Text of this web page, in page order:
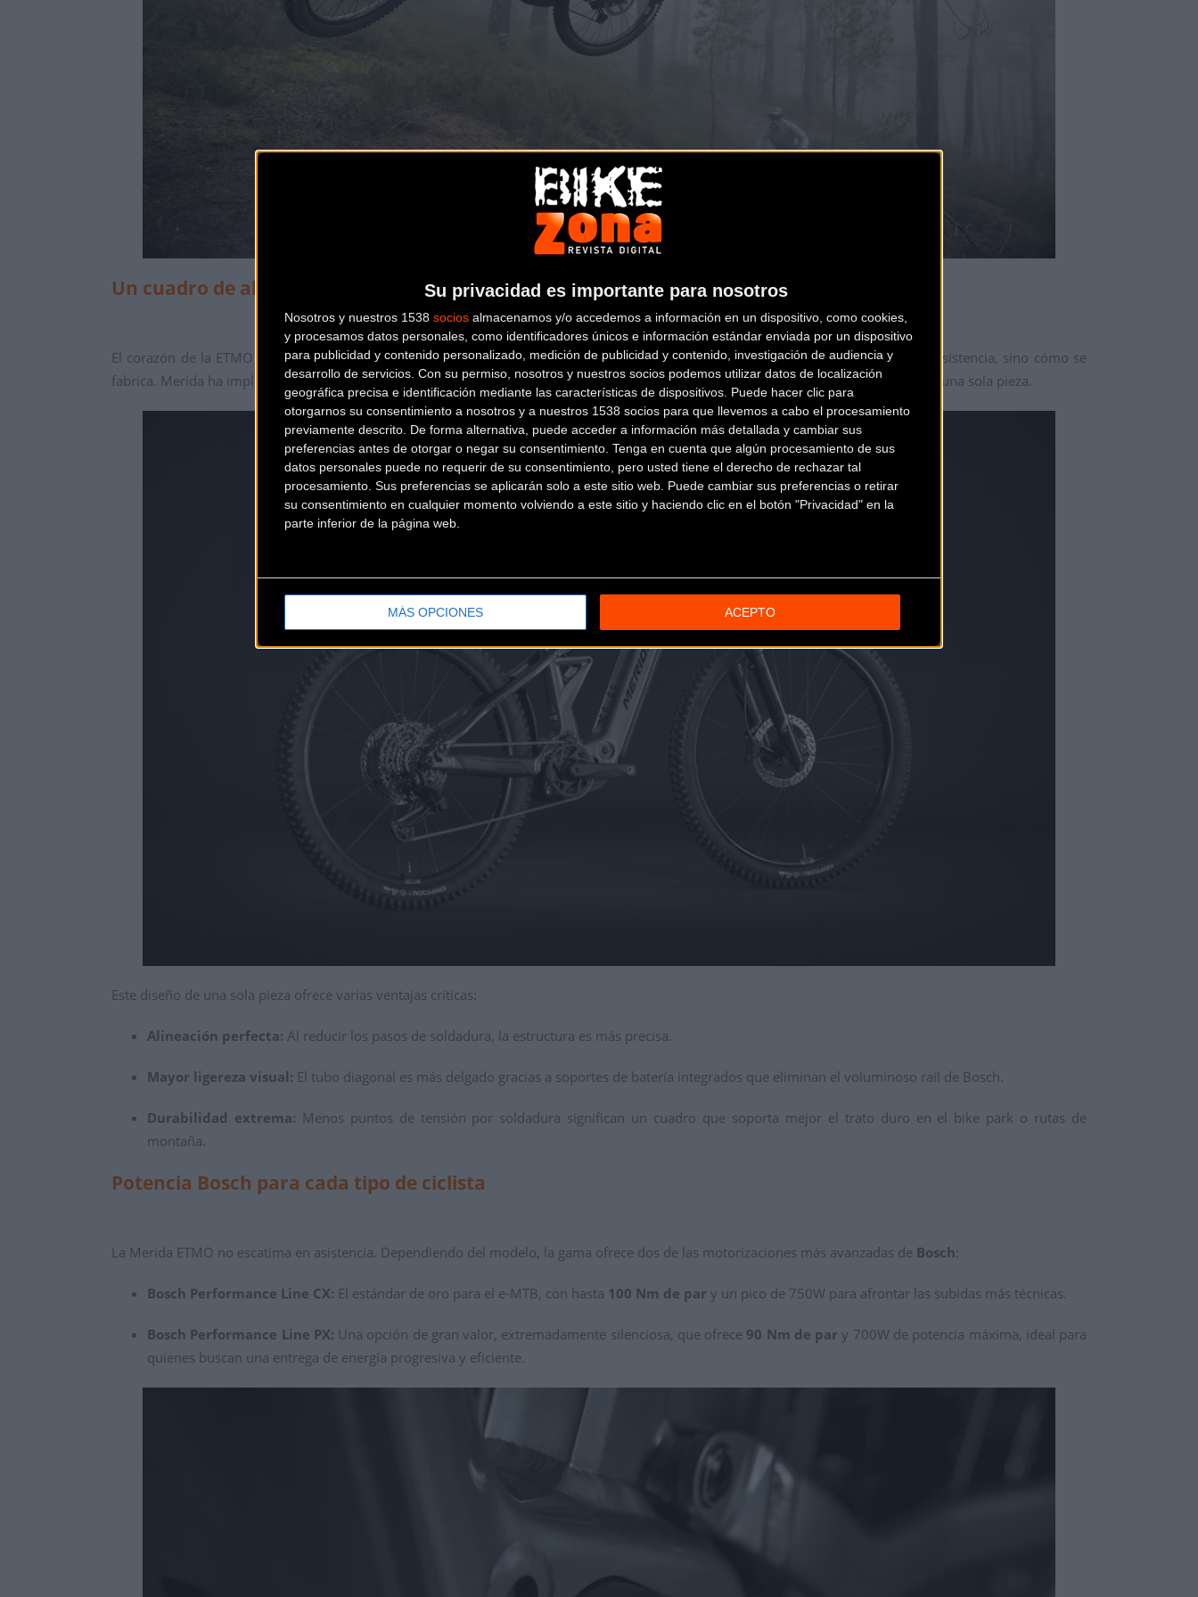
Su privacidad es importante para nosotros
Nosotros y nuestros 1538 socios almacenamos y/o accedemos a información en un dispositivo, como cookies,
y procesamos datos personales, como identificadores únicos e información estándar enviada por un dispositivo
para publicidad y contenido personalizado, medición de publicidad y contenido, investigación de audiencia y
desarrollo de servicios. Con su permiso, nosotros y nuestros socios podemos utilizar datos de localización
geográfica precisa e identificación mediante las características de dispositivos. Puede hacer clic para
otorgarnos su consentimiento a nosotros y a nuestros 1538 socios para que llevemos a cabo el procesamiento
previamente descrito. De forma alternativa, puede acceder a información más detallada y cambiar sus
preferencias antes de otorgar o negar su consentimiento. Tenga en cuenta que algún procesamiento de sus
datos personales puede no requerir de su consentimiento, pero usted tiene el derecho de rechazar tal
procesamiento. Sus preferencias se aplicarán solo a este sitio web. Puede cambiar sus preferencias o retirar
su consentimiento en cualquier momento volviendo a este sitio y haciendo clic en el botón "Privacidad" en la
parte inferior de la página web.
MÁS OPCIONES ACEPTO
Un cuadro de aluminio diseñado con ingeniería de precisión
El corazón de la ETMO es su robusto cuadro de aluminio de doble suspensión. Lo que hace especial a este modelo no es solo su resistencia, sino cómo se
fabrica. Merida ha implementado un proceso defundición avanzadaque permite crear el soporte del motor y el tubo diagonal como una sola pieza.
Este diseño de una sola pieza ofrece varias ventajas críticas:
Alineación perfecta: Al reducir los pasos de soldadura, la estructura es más precisa.
Mayor ligereza visual: El tubo diagonal es más delgado gracias a soportes de batería integrados que eliminan el voluminoso raíl de Bosch.
Durabilidad extrema: Menos puntos de tensión por soldadura significan un cuadro que soporta mejor el trato duro en el bike park o rutas de
montaña.
Potencia Bosch para cada tipo de ciclista
La Merida ETMO no escatima en asistencia. Dependiendo del modelo, la gama ofrece dos de las motorizaciones más avanzadas de Bosch:
Bosch Performance Line CX: El estándar de oro para el e-MTB, con hasta 100 Nm de par y un pico de 750W para afrontar las subidas más técnicas.
Bosch Performance Line PX: Una opción de gran valor, extremadamente silenciosa, que ofrece 90 Nm de par y 700W de potencia máxima, ideal para
quienes buscan una entrega de energía progresiva y eficiente.